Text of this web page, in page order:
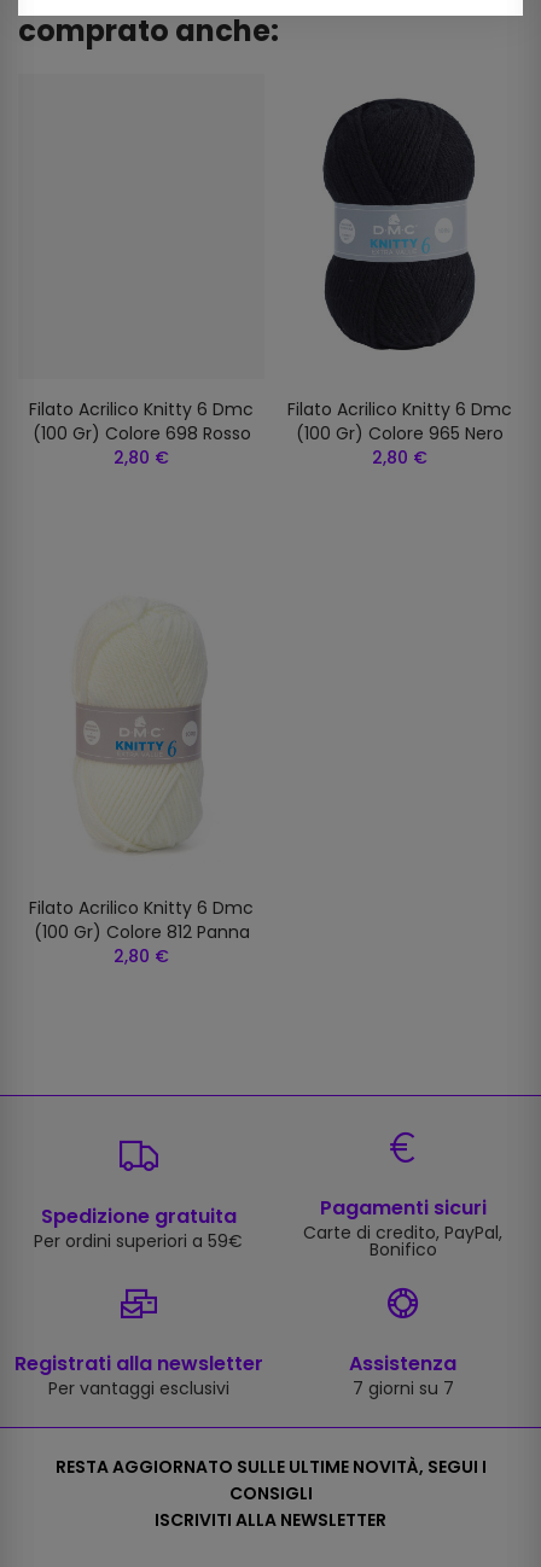
comprato anche:
Filato Acrilico Knitty 6 Dmc
(100 Gr) Colore 698 Rosso
2,80 €
Filato Acrilico Knitty 6 Dmc
(100 Gr) Colore 965 Nero
2,80 €
Filato Acrilico Knitty 6 Dmc
(100 Gr) Colore 812 Panna
2,80 €
Spedizione gratuita
Per ordini superiori a 59€
Pagamenti sicuri
Carte di credito, PayPal,
Bonifico
Registrati alla newsletter
Per vantaggi esclusivi
Assistenza
7 giorni su 7
RESTA AGGIORNATO SULLE ULTIME NOVITÀ, SEGUI I
CONSIGLI
ISCRIVITI ALLA NEWSLETTER